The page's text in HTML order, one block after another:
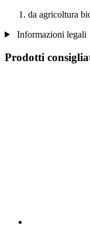
da agricoltura
Informazioni legali
Prodotti